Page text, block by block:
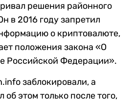
решения районного
в 2016 году запретил
о криптовалюте,
положения закона «О
Российской Федерации».
заблокировали, а
этом только после того,